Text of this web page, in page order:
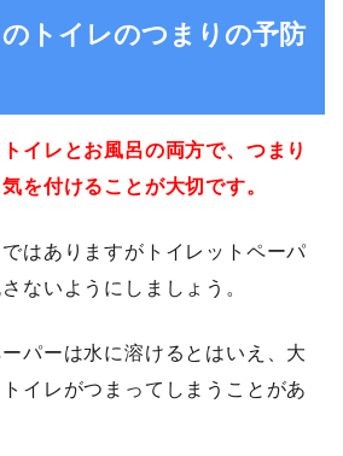
トイレのつまりの予防
トイレとお風呂の両方で、つまり
を付けることが大切です。
はありますがトイレットペーパ
ないようにしましょう。
パーは水に溶けるとはいえ、大
イレがつまってしまうことがあ